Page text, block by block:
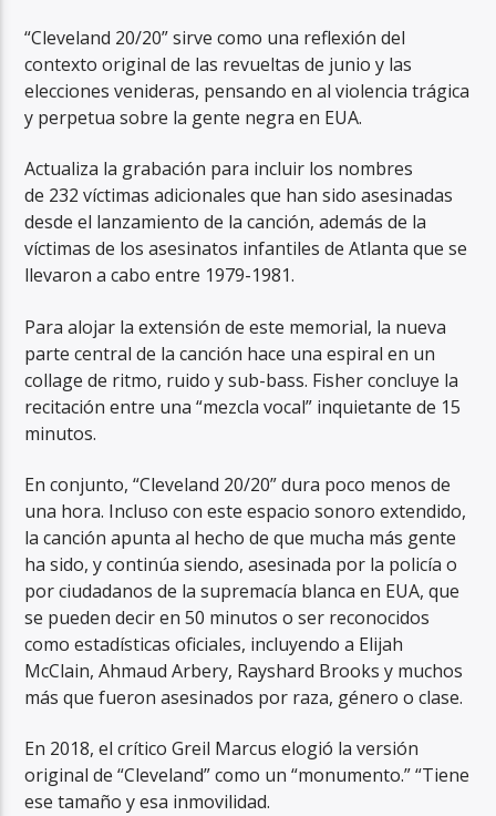
“Cleveland 20/20” sirve como una reflexión del
contexto original de las revueltas de junio y las
elecciones venideras, pensando en al violencia trágica
y perpetua sobre la gente negra en EUA.
Actualiza la grabación para incluir los nombres
de 232 víctimas adicionales que han sido asesinadas
desde el lanzamiento de la canción, además de la
víctimas de los asesinatos infantiles de Atlanta que se
llevaron a cabo entre 1979-1981.
Para alojar la extensión de este memorial, la nueva
parte central de la canción hace una espiral en un
collage de ritmo, ruido y sub-bass. Fisher concluye la
recitación entre una “mezcla vocal” inquietante de 15
minutos.
En conjunto, “Cleveland 20/20” dura poco menos de
una hora. Incluso con este espacio sonoro extendido,
la canción apunta al hecho de que mucha más gente
ha sido, y continúa siendo, asesinada por la policía o
por ciudadanos de la supremacía blanca en EUA, que
se pueden decir en 50 minutos o ser reconocidos
como estadísticas oficiales, incluyendo a Elijah
McClain, Ahmaud Arbery, Rayshard Brooks y muchos
más que fueron asesinados por raza, género o clase.
En 2018, el crítico Greil Marcus elogió la versión
original de “Cleveland” como un “monumento.” “Tiene
ese tamaño y esa inmovilidad.